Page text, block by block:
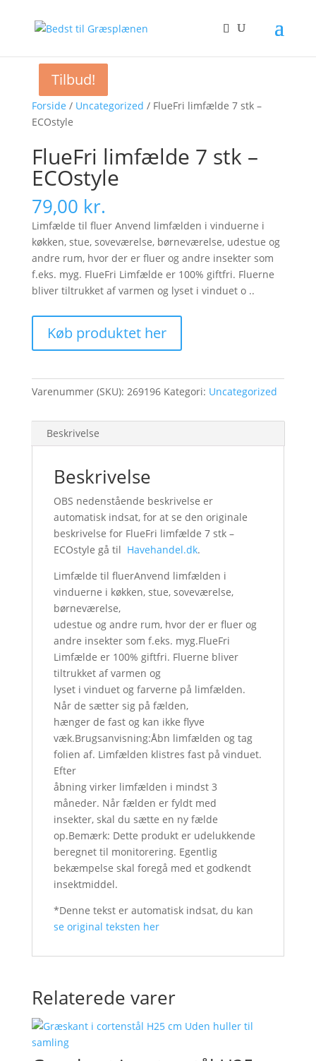
Forside / Uncategorized / FlueFri limfælde 7 stk –
ECOstyle
FlueFri limfælde 7 stk –
ECOstyle
79,00 kr.
Limfælde til fluer Anvend limfælden i vinduerne i
køkken, stue, soveværelse, børneværelse, udestue og
andre rum, hvor der er fluer og andre insekter som
f.eks. myg. FlueFri Limfælde er 100% giftfri. Fluerne
bliver tiltrukket af varmen og lyset i vinduet o ..
Køb produktet her
Varenummer (SKU): 269196 Kategori: Uncategorized
Beskrivelse
Beskrivelse
OBS nedenstående beskrivelse er
automatisk indsat, for at se den originale
beskrivelse for FlueFri limfælde 7 stk –
ECOstyle gå til Havehandel.dk.
Limfælde til fluerAnvend limfælden i
vinduerne i køkken, stue, soveværelse,
børneværelse,
udestue og andre rum, hvor der er fluer og
andre insekter som f.eks. myg.FlueFri
Limfælde er 100% giftfri. Fluerne bliver
tiltrukket af varmen og
lyset i vinduet og farverne på limfælden.
Når de sætter sig på fælden,
hænger de fast og kan ikke flyve
væk.Brugsanvisning:Åbn limfælden og tag
folien af. Limfælden klistres fast på vinduet.
Efter
åbning virker limfælden i mindst 3
måneder. Når fælden er fyldt med
insekter, skal du sætte en ny fælde
op.Bemærk: Dette produkt er udelukkende
beregnet til monitorering. Egentlig
bekæmpelse skal foregå med et godkendt
insektmiddel.
*Denne tekst er automatisk indsat, du kan
se original teksten her
Relaterede varer
Tilbud!
Tilbud!